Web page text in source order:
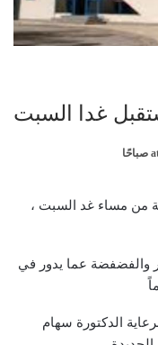
غدا السبت
من مساء غد السبت ،
والفضفضة عما يدور في
الدكتورة سهام